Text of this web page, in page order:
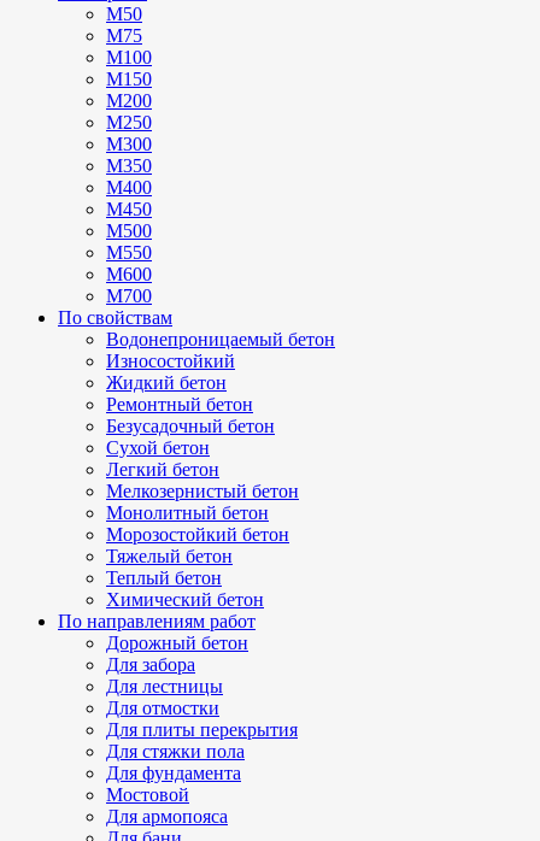
М50
М75
М100
М150
М200
М250
М300
М350
М400
М450
М500
М550
М600
М700
По свойствам
Водонепроницаемый бетон
Износостойкий
Жидкий бетон
Ремонтный бетон
Безусадочный бетон
Сухой бетон
Легкий бетон
Мелкозернистый бетон
Монолитный бетон
Морозостойкий бетон
Тяжелый бетон
Теплый бетон
Химический бетон
По направлениям работ
Дорожный бетон
Для забора
Для лестницы
Для отмостки
Для плиты перекрытия
Для стяжки пола
Для фундамента
Мостовой
Для армопояса